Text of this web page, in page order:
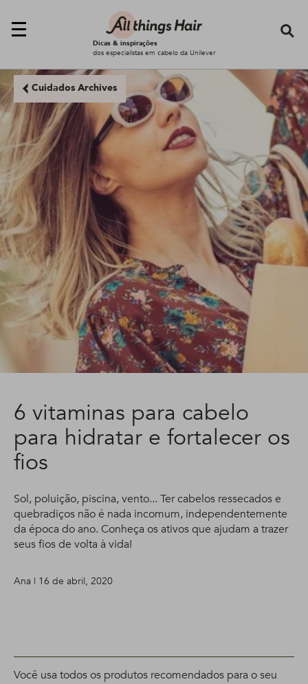
Dicas & inspirações
dos especialistas em cabelo da Unilever
Cuidados Archives
6 vitaminas para cabelo
para hidratar e fortalecer os
fios
Sol, poluição, piscina, vento... Ter cabelos ressecados e
quebradiços não é nada incomum, independentemente
da época do ano. Conheça os ativos que ajudam a trazer
seus fios de volta à vida!
Ana | 16 de abril, 2020
Você usa todos os produtos recomendados para o seu